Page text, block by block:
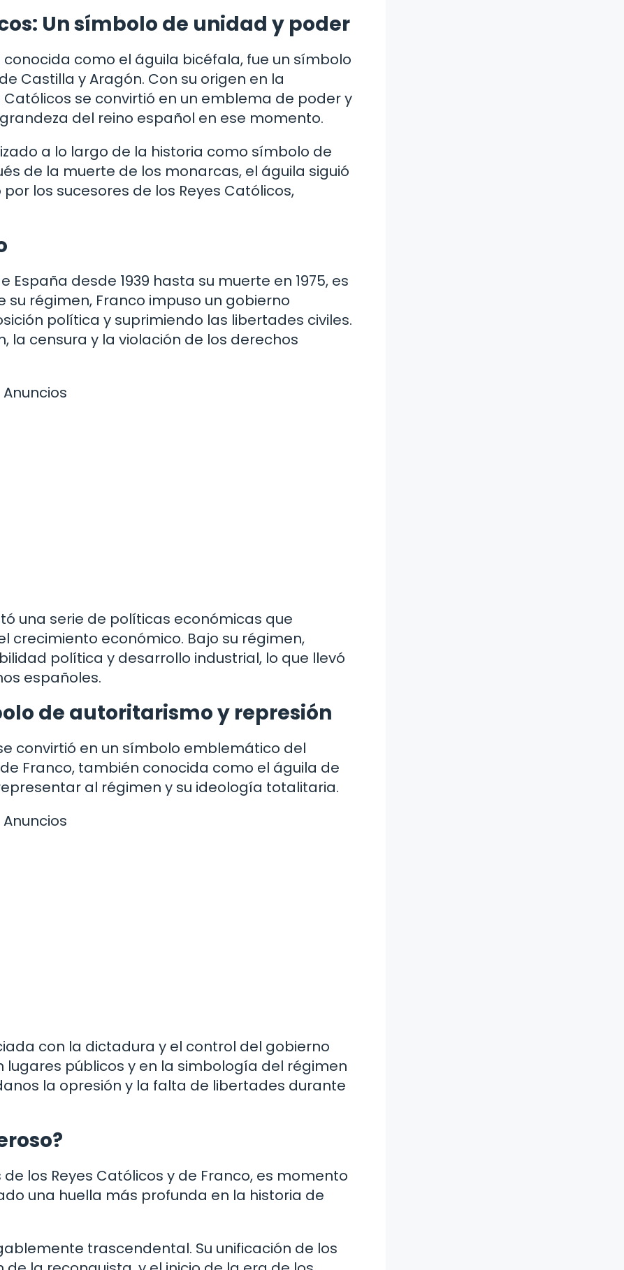
Un símbolo de unidad y poder
como el águila bicéfala, fue un símbolo
Castilla y Aragón. Con su origen en la
se convirtió en un emblema de poder y
del reino español en ese momento.
a lo largo de la historia como símbolo de
de la muerte de los monarcas, el águila siguió
los sucesores de los Reyes Católicos,
desde 1939 hasta su muerte en 1975, es
régimen, Franco impuso un gobierno
política y suprimiendo las libertades civiles.
la censura y la violación de los derechos
Anuncios
una serie de políticas económicas que
crecimiento económico. Bajo su régimen,
política y desarrollo industrial, lo que llevó
españoles.
de autoritarismo y represión
convirtió en un símbolo emblemático del
Franco, también conocida como el águila de
al régimen y su ideología totalitaria.
Anuncios
con la dictadura y el control del gobierno
lugares públicos y en la simbología del régimen
la opresión y la falta de libertades durante
los Reyes Católicos y de Franco, es momento
una huella más profunda en la historia de
trascendental. Su unificación de los